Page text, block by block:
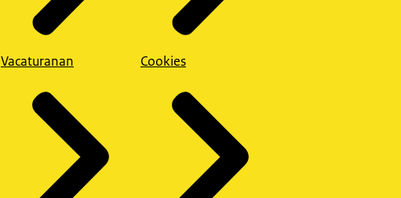
Vacaturanan Cookies